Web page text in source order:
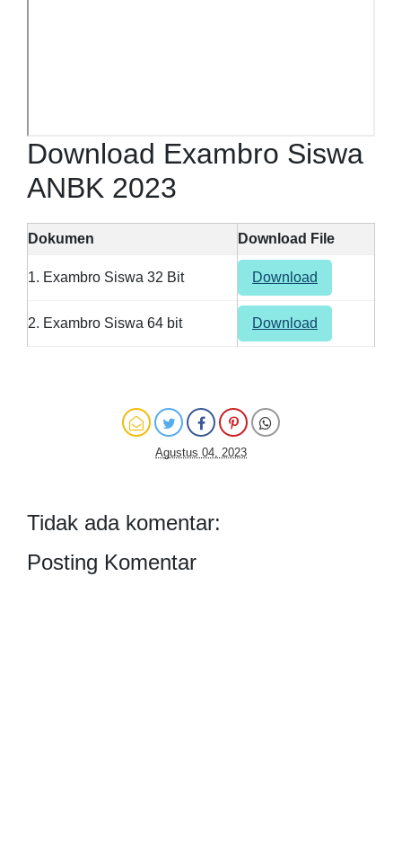
Download Exambro Siswa
ANBK 2023
Dokumen Download File
1. Exambro Siswa 32 Bit Download
2. Exambro Siswa 64 bit Download
Agustus 04, 2023
Tidak ada komentar:
Posting Komentar